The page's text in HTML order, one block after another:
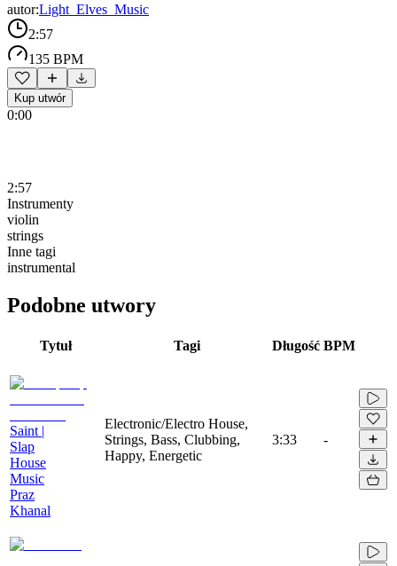
autor:Light_Elves_Music
2:57
135 BPM
Kup utwór
0:00
2:57
Instrumenty
violin
strings
Inne tagi
instrumental
Podobne utwory
Tytuł Tagi Długość BPM
Saint |
Slap
House
Music
Praz
Khanal
Electronic/Electro House,
Strings, Bass, Clubbing,
Happy, Energetic
3:33 -